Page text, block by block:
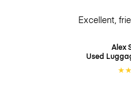
Excellent,
Alex
Used
★★